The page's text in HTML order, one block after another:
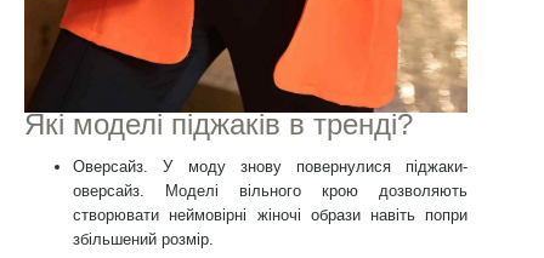
Які моделі піджаків в тренді?
Оверсайз . У моду знову повернулися піджаки-
оверсайз. Моделі вільного крою дозволяють
створювати неймовірні жіночі образи навіть попри
збільшений розмір.